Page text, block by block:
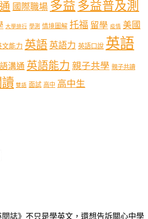
國際職場 多益 多益普及測
大學排行 學測 情境圖解 托福 留學 疫情 美國
文能力 英語 英語力 英語口說 英語
溝通 英語能力 親子共學 親子共讀
讀 雙語 面試 高中 高中生
閱誌》不只是學英文，還想告訴關心中學